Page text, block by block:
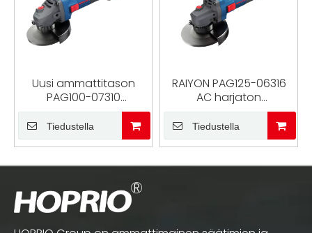
Uusi ammattitason
PAG100-07310
minijohdollinen harjaton
kulmahiomakone
Tiedustella
RAIYON PAG125-06316
AC harjaton
kulmahiomakone –
älykäs päivitys
ammattimaiseen
Tiedustella